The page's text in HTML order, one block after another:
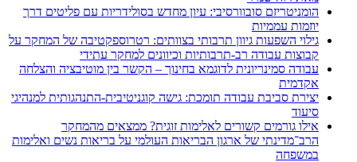
הומניטריזם סובוורסיבי: עיון מחדש בסולידריות עם פליטים דרך
יוזמות עממיות
גילוי השפעות גיוון תרבותי בצוותים: רטרוספקטיבה של המחקר על
קבוצות עבודה רב-תרבותיות וכיוונים למחקר עתידי
עבודה סמינריונית לדוגמא בחינוך – הקשר בין מוטיבציה והצלחה
אקדמית
יצירת סביבת עבודה תומכת: גישה קוגניטיבית-התנהגותית למנהיגי
סיעוד
אילו גורמים קשורים לאלימות זוגית? ממצאים מהמחקר
הרב־מדינתי של ארגון הבריאות העולמי על בריאות נשים ואלימות
במשפחה